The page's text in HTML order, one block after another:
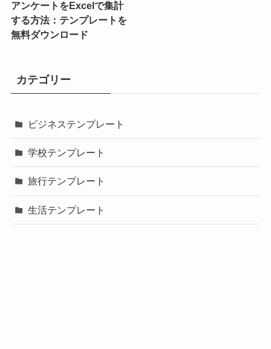
アンケートをExcelで集計
する方法：テンプレートを
無料ダウンロード
カテゴリー
ビジネステンプレート
学校テンプレート
旅行テンプレート
生活テンプレート